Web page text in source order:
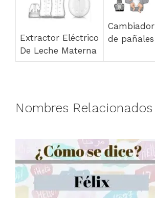
Extractor Eléctrico
De Leche Materna
Cambiador
de pañales
Nombres Relacionados